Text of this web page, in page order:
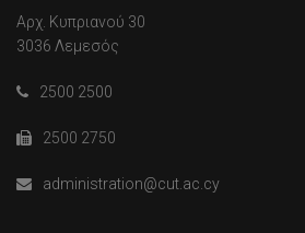
Αρχ. Κυπριανού 30
3036 Λεμεσός
2500 2500
2500 2750
administration@cut.ac.cy